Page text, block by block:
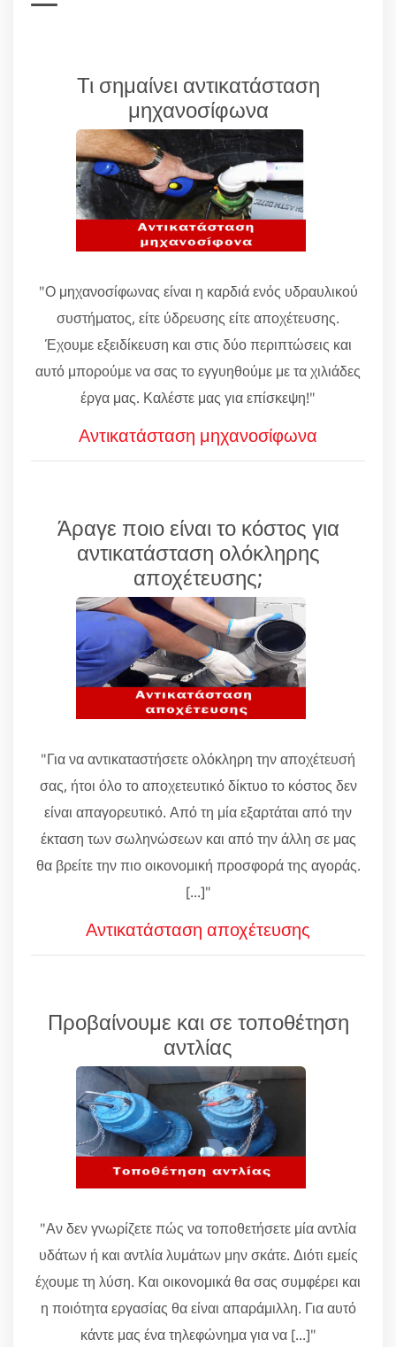
Τι σημαίνει αντικατάσταση
μηχανοσίφωνα
"Ο μηχανοσίφωνας είναι η καρδιά ενός υδραυλικού
συστήματος, είτε ύδρευσης είτε αποχέτευσης.
Έχουμε εξειδίκευση και στις δύο περιπτώσεις και
αυτό μπορούμε να σας το εγγυηθούμε με τα χιλιάδες
έργα μας. Καλέστε μας για επίσκεψη!"
Αντικατάσταση μηχανοσίφωνα
Άραγε ποιο είναι το κόστος για
αντικατάσταση ολόκληρης
αποχέτευσης;
"Για να αντικαταστήσετε ολόκληρη την αποχέτευσή
σας, ήτοι όλο το αποχετευτικό δίκτυο το κόστος δεν
είναι απαγορευτικό. Από τη μία εξαρτάται από την
έκταση των σωληνώσεων και από την άλλη σε μας
θα βρείτε την πιο οικονομική προσφορά της αγοράς.
[...]"
Αντικατάσταση αποχέτευσης
Προβαίνουμε και σε τοποθέτηση
αντλίας
"Αν δεν γνωρίζετε πώς να τοποθετήσετε μία αντλία
υδάτων ή και αντλία λυμάτων μην σκάτε. Διότι εμείς
έχουμε τη λύση. Και οικονομικά θα σας συμφέρει και
η ποιότητα εργασίας θα είναι απαράμιλλη. Για αυτό
κάντε μας ένα τηλεφώνημα για να [...]"